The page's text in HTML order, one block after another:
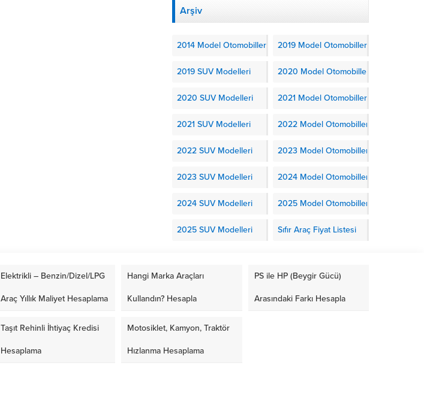
Arşiv
2014 Model Otomobiller 2019 Model Otomobiller
2019 SUV Modelleri 2020 Model Otomobiller
2020 SUV Modelleri 2021 Model Otomobiller
2021 SUV Modelleri 2022 Model Otomobiller
2022 SUV Modelleri 2023 Model Otomobiller
2023 SUV Modelleri 2024 Model Otomobiller
2024 SUV Modelleri 2025 Model Otomobiller
2025 SUV Modelleri Sıfır Araç Fiyat Listesi
Elektrikli – Benzin/Dizel/LPG
Araç Yıllık Maliyet Hesaplama
Hangi Marka Araçları
Kullandın? Hesapla
PS ile HP (Beygir Gücü)
Arasındaki Farkı Hesapla
Taşıt Rehinli İhtiyaç Kredisi
Hesaplama
Motosiklet, Kamyon, Traktör
Hızlanma Hesaplama